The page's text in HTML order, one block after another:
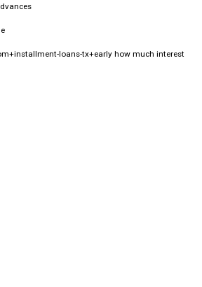
loans-tx+early how much interest